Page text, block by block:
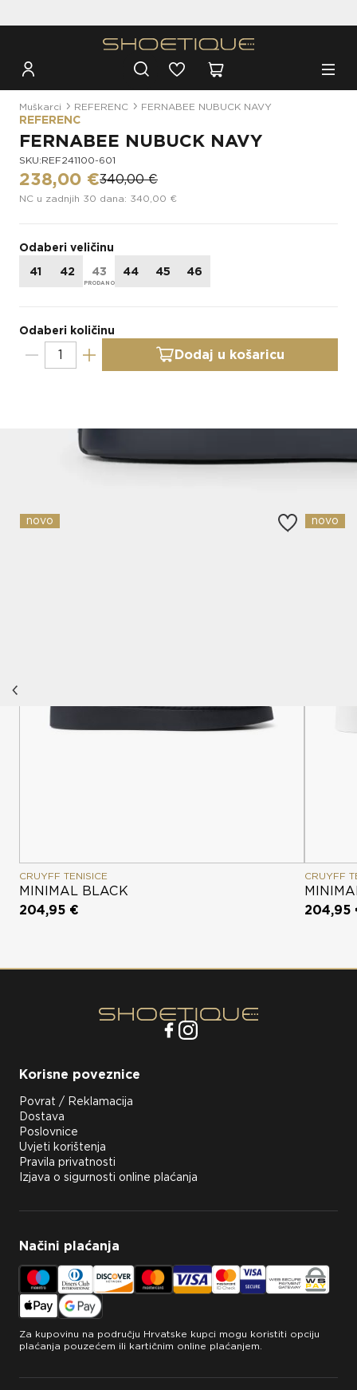
Muškarci REFERENC FERNABEE NUBUCK NAVY
REFERENC
FERNABEE NUBUCK NAVY
SKU:REF241100-601
238,00 €340,00 €
NC u zadnjih 30 dana: 340,00 €
Odaberi veličinu
41
42 43 44 45 46
Odaberi količinu
Dodaj u košaricu
Slični proizvodi
novo
CRUYFF TENISICE
MINIMAL BLACK
204,95 €
novo
CRUYFF
204,95
Korisne poveznice
Povrat / Reklamacija
Dostava
Poslovnice
Uvjeti korištenja
Pravila privatnosti
Izjava o sigurnosti online plaćanja
Načini plaćanja
Za kupovinu na području Hrvatske kupci mogu koristiti opciju
plaćanja pouzećem ili kartičnim online plaćanjem.